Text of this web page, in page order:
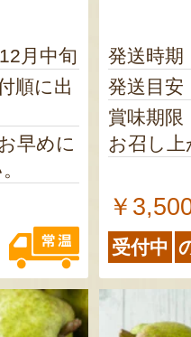
月中旬
順に出
早めに
発送時期
発送目安
賞味期限
お召し
￥
受付中